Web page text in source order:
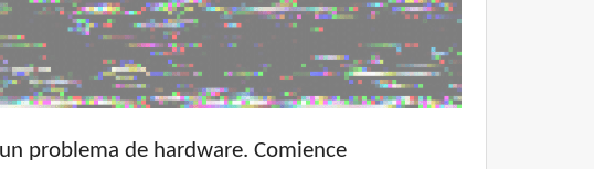
problema de hardware. Comience